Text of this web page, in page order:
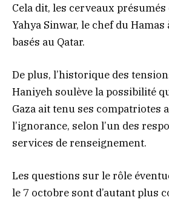
Cela dit, les cerveaux
Yahya Sinwar, le chef du Hamas
basés au Qatar.
De plus, l’historique des
Haniyeh soulève la possibilité
Gaza ait tenu ses compatriotes
l’ignorance, selon l’un des
services de renseignement.
Les questions sur le rôle
le 7 octobre sont d’autant plus